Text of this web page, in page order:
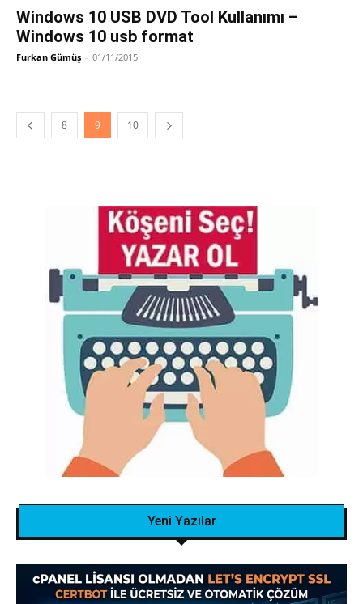
Windows 10 USB DVD Tool Kullanımı –
Windows 10 usb format
Furkan Gümüş - 01/11/2015
8 9 10
Yeni Yazılar